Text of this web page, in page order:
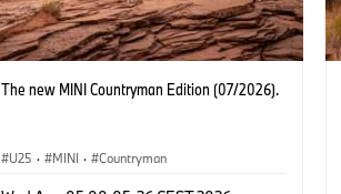
The new MINI Countryman Edition (07/2026).
U25 · MINI · Countryman